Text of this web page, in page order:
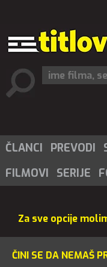
ČLANCI PREVODI
FILMOVI
SERIJE
Za sve opcije
ČINI SE DA NEMAŠ